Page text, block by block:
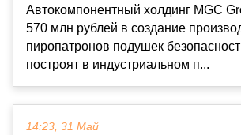
Автокомпонентный холдинг MGC
570 млн рублей в создание
пиропатронов подушек
построят в индустриальном п...
14:23, 31 Май